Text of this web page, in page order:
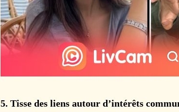
5. Tisse des liens autour d’intérêts